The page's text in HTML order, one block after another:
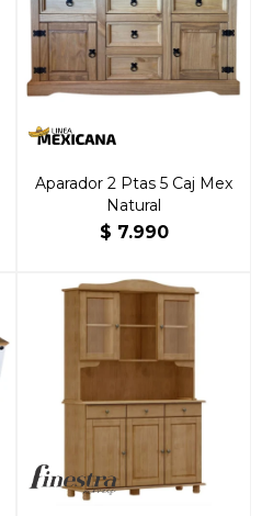
Aparador 2 Ptas 5 Caj Mex
Natural
$ 7.990